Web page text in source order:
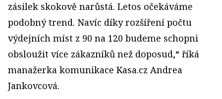
zásilek skokově narůstá. Letos očekáváme
podobný trend. Navíc díky rozšíření počtu
výdejních míst z 90 na 120 budeme schopni
obsloužit více zákazníků než doposud,“ říká
manažerka komunikace Kasa.cz Andrea
Jankovcová.